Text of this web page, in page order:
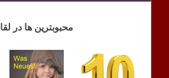
محبوبترین ها در لقا